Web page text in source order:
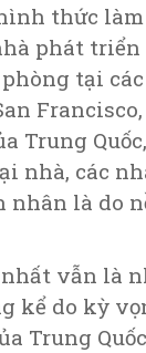
thức
phát
tại
Trung
nhà, các
nhân là do
vẫn là
kể do kỳ
Trung